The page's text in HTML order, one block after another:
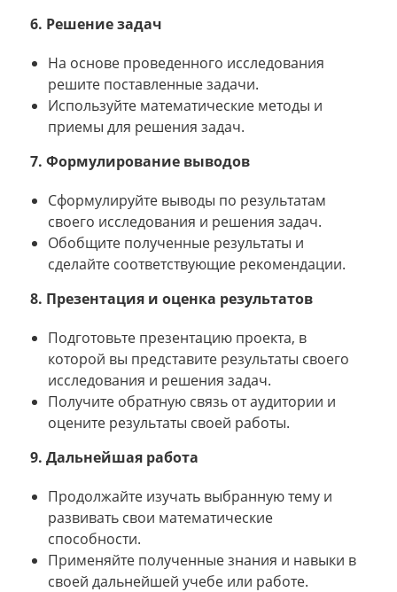
6. Решение задач
На основе проведенного исследования
решите поставленные задачи.
Используйте математические методы и
приемы для решения задач.
7. Формулирование выводов
Сформулируйте выводы по результатам
своего исследования и решения задач.
Обобщите полученные результаты и
сделайте соответствующие рекомендации.
8. Презентация и оценка результатов
Подготовьте презентацию проекта, в
которой вы представите результаты своего
исследования и решения задач.
Получите обратную связь от аудитории и
оцените результаты своей работы.
9. Дальнейшая работа
Продолжайте изучать выбранную тему и
развивать свои математические
способности.
Применяйте полученные знания и навыки в
своей дальнейшей учебе или работе.